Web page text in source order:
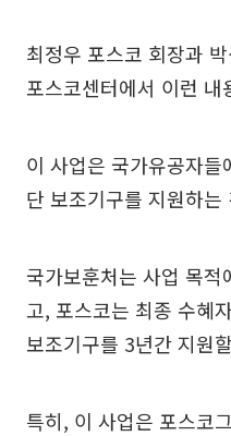
최정우 포스코 회장과
포스코센터에서 이런
이 사업은 국가유공자들
단 보조기구를 지원하는
국가보훈처는 사업 목
고, 포스코는 최종 수혜
보조기구를 3년간 지원
특히, 이 사업은 포스코